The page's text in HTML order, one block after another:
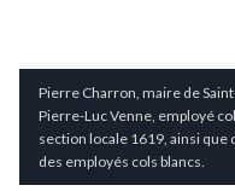
Pierre Charron, maire de
Pierre-Luc Venne, employé
section locale 1619, ainsi que
des employés cols blancs.